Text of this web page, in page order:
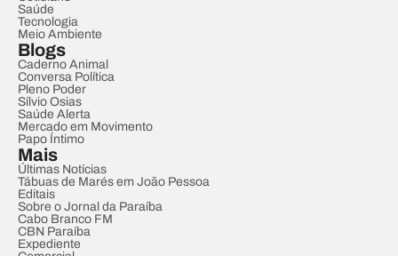
Saúde
Tecnologia
Meio Ambiente
Blogs
Caderno Animal
Conversa Política
Pleno Poder
Sílvio Osias
Saúde Alerta
Mercado em Movimento
Papo Íntimo
Mais
Últimas Notícias
Tábuas de Marés em João Pessoa
Editais
Sobre o Jornal da Paraíba
Cabo Branco FM
CBN Paraíba
Expediente